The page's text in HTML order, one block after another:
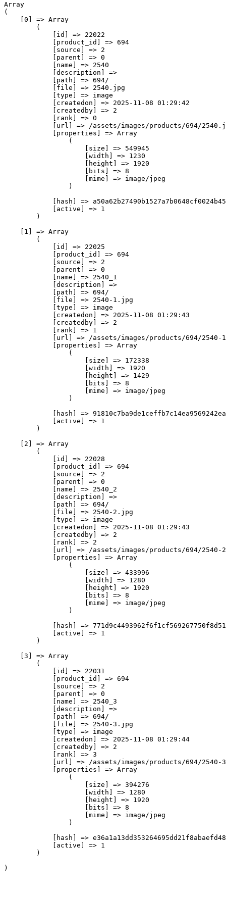
Array
(
    [0] => Array
        (
            [id] => 22022
            [product_id] => 694
            [source] => 2
            [parent] => 0
            [name] => 2540
            [description] =>
            [path] => 694/
            [file] => 2540.jpg
            [type] => image
            [createdon] => 2025-11-08 01:29:42
            [createdby] => 2
            [rank] => 0
[url] => /assets/images/products/694/
            [properties] => Array
                (
                    [size] => 549945
                    [width] => 1230
                    [height] => 1920
                    [bits] => 8
                    [mime] => image/jpeg
                )
[hash] =>
            [active] => 1
        )
    [1] => Array
        (
            [id] => 22025
            [product_id] => 694
            [source] => 2
            [parent] => 0
            [name] => 2540_1
            [description] =>
            [path] => 694/
            [file] => 2540-1.jpg
            [type] => image
            [createdon] => 2025-11-08 01:29:43
            [createdby] => 2
            [rank] => 1
[url] => /assets/images/products/694/2540-
            [properties] => Array
                (
                    [size] => 172338
                    [width] => 1920
                    [height] => 1429
                    [bits] => 8
                    [mime] => image/jpeg
                )
[hash] =>
            [active] => 1
        )
    [2] => Array
        (
            [id] => 22028
            [product_id] => 694
            [source] => 2
            [parent] => 0
            [name] => 2540_2
            [description] =>
            [path] => 694/
            [file] => 2540-2.jpg
            [type] => image
            [createdon] => 2025-11-08 01:29:43
            [createdby] => 2
            [rank] => 2
[url] => /assets/images/products/694/2540-
            [properties] => Array
                (
                    [size] => 433996
                    [width] => 1280
                    [height] => 1920
                    [bits] => 8
                    [mime] => image/jpeg
                )
[hash] =>
            [active] => 1
        )
    [3] => Array
        (
            [id] => 22031
            [product_id] => 694
            [source] => 2
            [parent] => 0
            [name] => 2540_3
            [description] =>
            [path] => 694/
            [file] => 2540-3.jpg
            [type] => image
            [createdon] => 2025-11-08 01:29:44
            [createdby] => 2
            [rank] => 3
[url] => /assets/images/products/694/2540-
            [properties] => Array
                (
                    [size] => 394276
                    [width] => 1280
                    [height] => 1920
                    [bits] => 8
                    [mime] => image/jpeg
                )
[hash] =>
            [active] => 1
        )